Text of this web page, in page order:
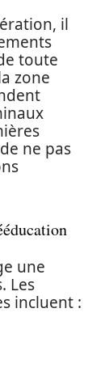
il
toute
zone
ne pas
une
Les
incluent :